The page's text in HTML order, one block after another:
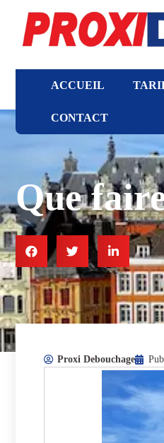
ACCUEIL
CONTACT
Que
Proxi Debouchage